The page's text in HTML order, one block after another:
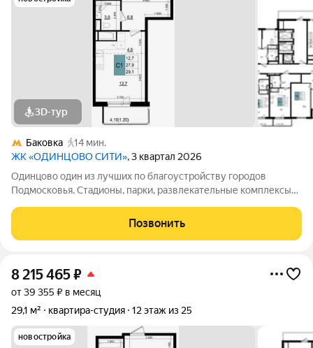
3D-тур
Баковка
14 мин.
ЖК «ОДИНЦОВО СИТИ», 3 квартал 2026
Одинцово один из лучших по благоустройству городов
Подмосковья. Стадионы, парки, развлекательные комплексы
рестораны, салоны красоты и удобные магазины расположены
прямо в вашем дворе, на 1-х
Позвонить
8 215 465₽
от 39 355 ₽ в месяц
29,1 м²
квартира-студия 12 этаж из 25
новостройка